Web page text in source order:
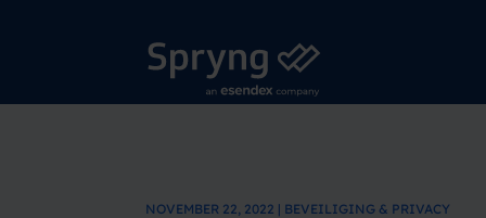
NOVEMBER 22, 2022 | BEVEILIGING & PRIVACY